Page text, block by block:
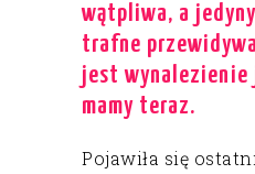
wątpliwa, a
trafne
jest wynalezienie
mamy teraz.
Pojawiła się